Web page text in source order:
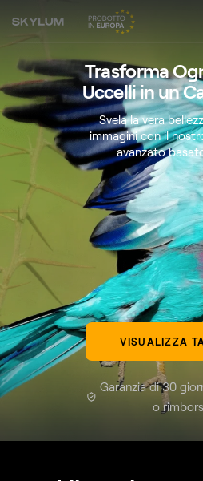
Trasforma
Uccelli in un
Svela la vera
immagini con il
avanzato
VISUALIZZA
Garanzia di 30
o